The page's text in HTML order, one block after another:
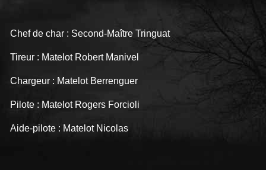
Chef de char : Second-Maître Tringuat
Tireur : Matelot Robert Manivel
Chargeur : Matelot Berrenguer
Pilote : Matelot Rogers Forcioli
Aide-pilote : Matelot Nicolas